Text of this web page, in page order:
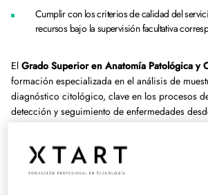
Cumplir con los criterios de calidad del
recursos bajo la supervisión facultativa
El Grado Superior en Anatomía Patológica y
formación especializada en el análisis de
diagnóstico citológico, clave en los procesos
detección y seguimiento de enfermedades
Este ciclo formativo está disponible en varias
puedas estudiar cerca de tu zona: